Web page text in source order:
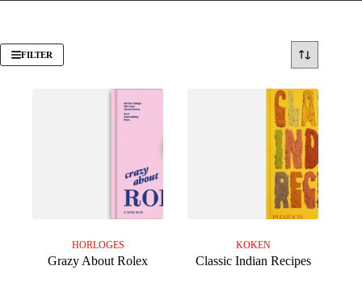
FILTER
HORLOGES
Grazy About Rolex
KOKEN
Classic Indian Recipes